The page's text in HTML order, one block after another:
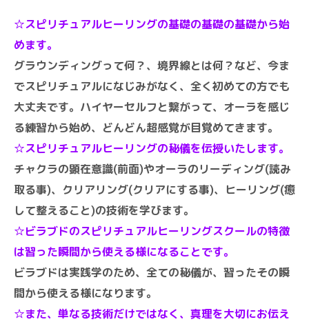
☆スピリチュアルヒーリングの基礎の基礎の基礎から始
めます。
グラウンディングって何？、境界線とは何？など、今ま
でスピリチュアルになじみがなく、全く初めての方でも
大丈夫です。ハイヤーセルフと繋がって、 オーラを感じ
る練習から始め、どんどん超感覚が目覚めてきます。
☆スピリチュアルヒーリングの秘儀を伝授いたします。
チャクラの顕在意識(前面)やオーラのリーディング(読み
取る事)、クリアリング(クリアにする事)、ヒーリング(癒
して整えること)の技術を学びます。
☆ビラブドのスピリチュアルヒーリングスクールの特徴
は習った瞬間から使える様になることです。
ビラブドは実践学のため、全ての秘儀が、習ったその瞬
間から使える様になります。
☆また、単なる技術だけではなく、真理を大切にお伝え